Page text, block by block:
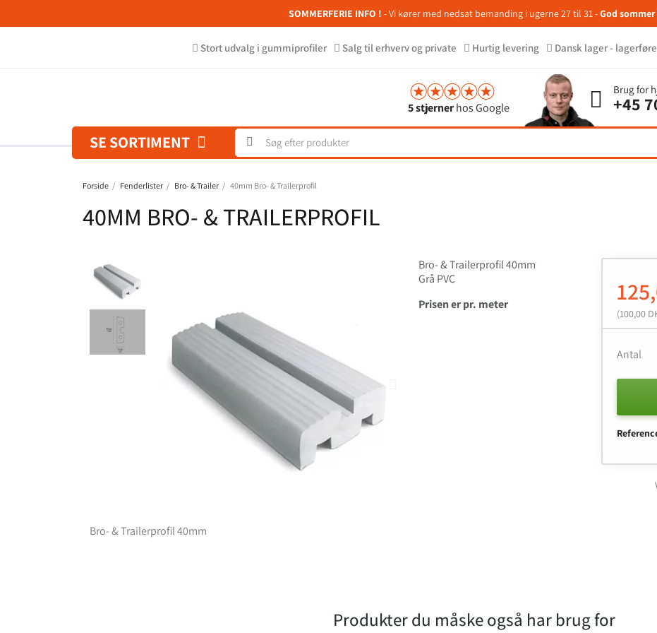
SOMMERFERIE INFO ! - Vi kører med nedsat bemanding i ugerne 27 til 31 -God sommer
Stort udvalg i gummiprofiler Salg til erhverv og private Hurtig levering Dansk lager -
5 stjernerhos Google
Brug for
+45
SE SORTIMENT
Forside Fenderlister Bro- & Trailer 40mm Bro- & Trailerprofil
40MM BRO- & TRAILERPROFIL
Bro- & Trailerprofil 40mm
Grå PVC
Prisen er pr. meter
(100,00
Antal
Bro- & Trailerprofil 40mm
Produkter du måske også har brug for